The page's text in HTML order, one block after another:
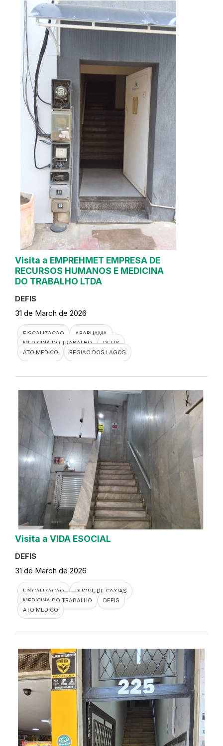
Visita a EMPREHMET EMPRESA DE
RECURSOS HUMANOS E MEDICINA
DO TRABALHO LTDA
DEFIS
31 de March de 2026
FISCALIZACAO
ARARUAMA
MEDICINA DO TRABALHO
DEFIS
ATO MEDICO
REGIAO DOS LAGOS
Visita a VIDA ESOCIAL
DEFIS
31 de March de 2026
FISCALIZACAO
DUQUE DE CAXIAS
MEDICINA DO TRABALHO
DEFIS
ATO MEDICO